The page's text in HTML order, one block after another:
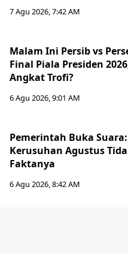
7 Agu 2026, 7:42 AM
Malam Ini Persib vs
Final Piala Presiden
Angkat Trofi?
6 Agu 2026, 9:01 AM
Pemerintah Buka
Kerusuhan Agustus
Faktanya
6 Agu 2026, 8:42 AM